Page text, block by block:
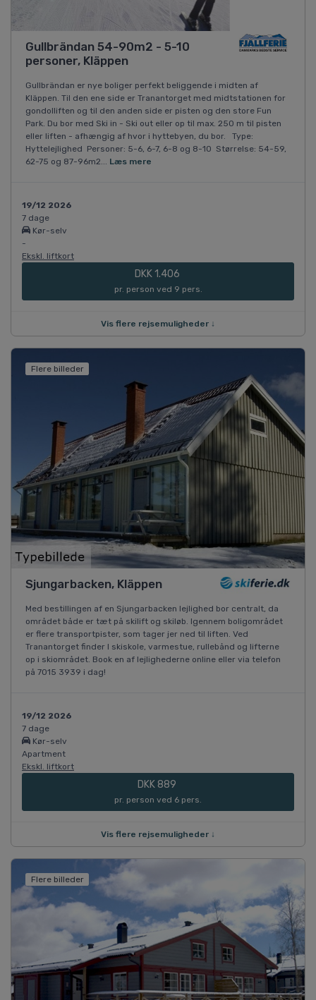
Gullbrändan 54-90m2 - 5-10
personer, Kläppen
Gullbrändan er nye boliger perfekt beliggende i midten af
Kläppen. Til den ene side er Tranantorget med midtstationen for
gondolliften og til den anden side er pisten og den store Fun
Park. Du bor med Ski in - Ski out eller op til max. 250 m til pisten
eller liften - afhængig af hvor i hyttebyen, du bor. Type:
Hyttelejlighed Personer: 5-6, 6-7, 6-8 og 8-10 Størrelse: 54-59,
62-75 og 87-96m2... Læs mere
19/12 2026
7 dage
Kør-selv
-
Ekskl. liftkort
DKK 1.406
pr. person ved 9 pers.
Vis flere rejsemuligheder ↓
Flere billeder
Sjungarbacken, Kläppen
Med bestillingen af en Sjungarbacken lejlighed bor centralt, da
området både er tæt på skilift og skiløb. Igennem boligområdet
er flere transportpister, som tager jer ned til liften. Ved
Tranantorget finder I skiskole, varmestue, rullebånd og lifterne
op i skiområdet. Book en af lejlighederne online eller via telefon
på 7015 3939 i dag!
19/12 2026
7 dage
Kør-selv
Apartment
Ekskl. liftkort
DKK 889
pr. person ved 6 pers.
Vis flere rejsemuligheder ↓
Flere billeder